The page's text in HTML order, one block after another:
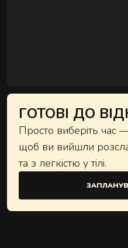
ГОТОВІ ДО
Просто виберіть час
щоб ви вийшли
та з легкістю у тілі.